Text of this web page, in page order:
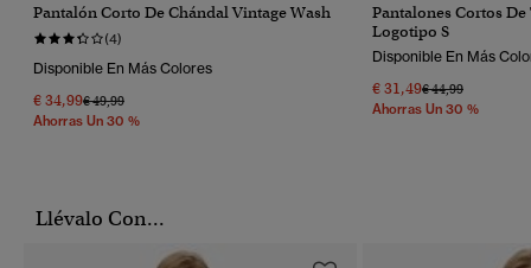
Pantalón Corto De Chándal Vintage Wash
(4)
Disponible En Más Colores
€ 34,99Precio Rebajado De
€ 49,99A
Ahorras Un 30 %
Pantalones Cortos
Logotipo S
Disponible En Más
€ 31,49Precio Rebajado
€ 44,99A
Ahorras Un 30 %
Llévalo Con...